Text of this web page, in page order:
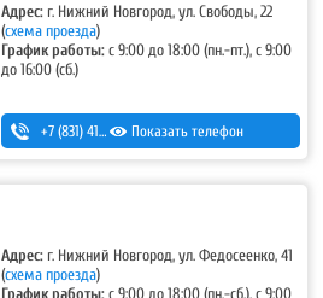
Адрес: г. Нижний Новгород, ул. Свободы, 22
(схема проезда)
График работы:с 9:00 до 18:00 (пн.-пт.), с 9:00
до 16:00 (сб.)
+7 (831) 413-48-54 ,+7-920-253-48-54
Показать телефон
Адрес: г. Нижний Новгород, ул. Федосеенко, 41
(схема проезда)
График работы:с 9:00 до 18:00 (пн.-сб.), с 9:00